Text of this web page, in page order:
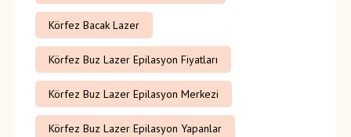
Körfez Bacak Lazer
Körfez Buz Lazer Epilasyon Fiyatları
Körfez Buz Lazer Epilasyon Merkezi
Körfez Buz Lazer Epilasyon Yapanlar